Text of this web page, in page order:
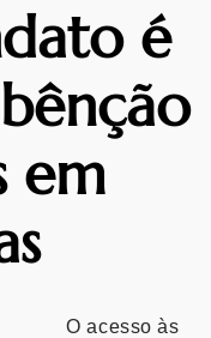
é
em
O acesso às